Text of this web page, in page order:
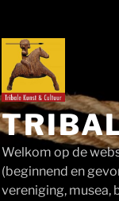
Welkom op de
(beginnend en
vereniging, musea,